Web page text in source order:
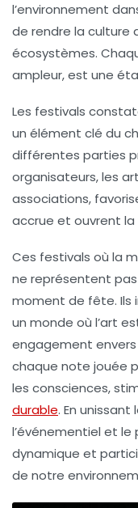
l’environnement
de rendre la culture
écosystèmes.
ampleur, est une
Les festivals
un élément clé du
différentes parties
organisateurs, les
associations,
accrue et ouvrent
Ces festivals où la
ne représentent
moment de fête. Ils
un monde où l’art
engagement
chaque note jouée
les consciences,
durable. En
l’événementiel et le
dynamique et
de notre